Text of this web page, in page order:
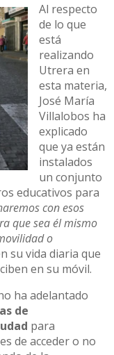
Al respecto
de lo que
está
realizando
Utrera en
esta materia,
José María
Villalobos ha
explicado
que ya están
instalados
un conjunto
educativos para
con esos
que sea él mismo
o
su vida diaria que
en su móvil.
ha adelantado
de
para
de acceder o no